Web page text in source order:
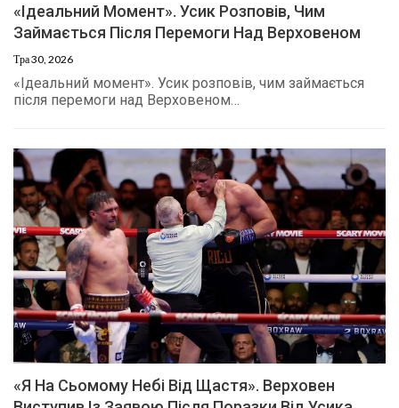
«Ідеальний Момент». Усик Розповів, Чим
Займається Після Перемоги Над Верховеном
Тра 30, 2026
«Ідеальний момент». Усик розповів, чим займається
після перемоги над Верховеном…
«Я На Сьомому Небі Від Щастя». Верховен